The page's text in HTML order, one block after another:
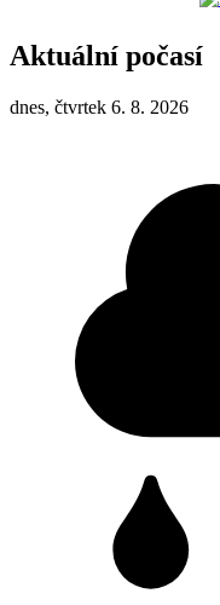
Aktuální počasí
dnes, čtvrtek 6. 8. 2026